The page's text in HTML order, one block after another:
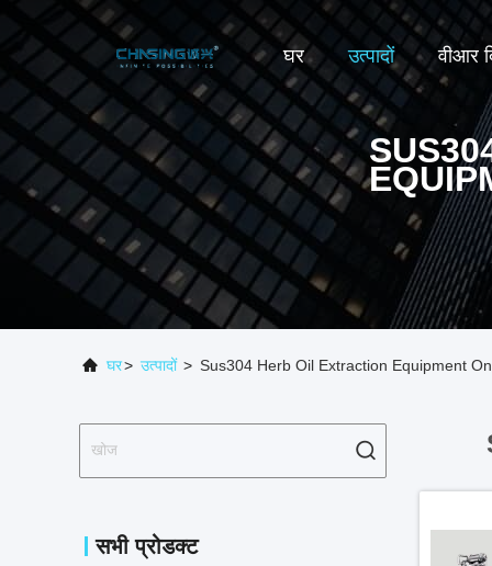
घर उत्पादों वीआर
घर> उत्पादों > Sus304 Herb Oil Extraction Equipment
सभी प्रोडक्ट